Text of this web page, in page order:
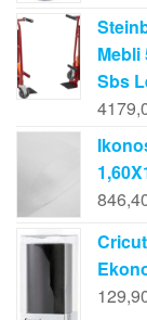
Mebli
Sbs